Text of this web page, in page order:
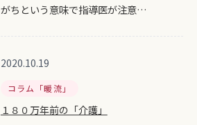
がちという意味で指導医が注意…
2020.10.19
コラム「暖流」
１８０万年前の「介護」